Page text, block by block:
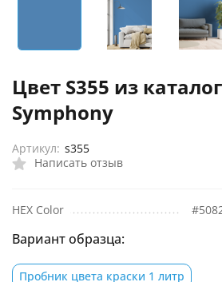
Цвет S355 из
Symphony
Написать отзыв
Артикул: s355
HEX Color
Вариант образца:
Пробник цвета краски 1 литр